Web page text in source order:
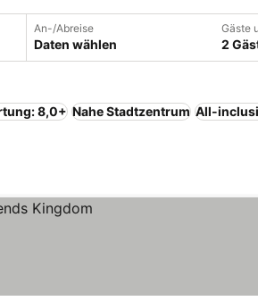
An-/Abreise
Daten wählen
Gäste
2
8,0+ Nahe Stadtzentrum All-